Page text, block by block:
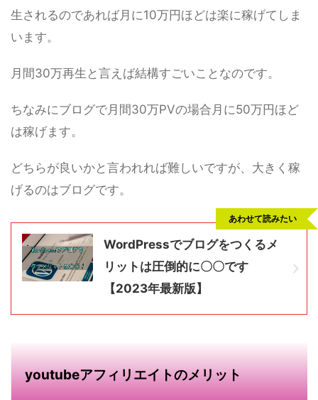
生されるのであれば月に10万円ほどは楽に稼げてしま
います。
月間30万再生と言えば結構すごいことなのです。
ちなみにブログで月間30万PVの場合月に50万円ほど
は稼げます。
どちらが良いかと言われれば難しいですが、大きく稼
げるのはブログです。
WordPressでブログをつくるメ
リットは圧倒的に〇〇です
【2023年最新版】
あわせて読みたい
youtubeアフィリエイトのメリット